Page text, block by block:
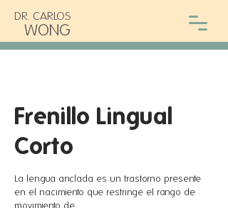
DR. CARLOS
WONG
Frenillo Lingual
Corto
La lengua anclada es un trastorno presente
en el nacimiento que restringe el rango de
movimiento de